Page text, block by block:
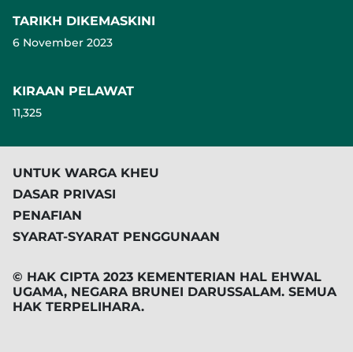
TARIKH DIKEMASKINI
6 November 2023
KIRAAN PELAWAT
11,325
UNTUK WARGA KHEU
DASAR PRIVASI
PENAFIAN
SYARAT-SYARAT PENGGUNAAN
© HAK CIPTA 2023 KEMENTERIAN HAL EHWAL
UGAMA, NEGARA BRUNEI DARUSSALAM. SEMUA
HAK TERPELIHARA.